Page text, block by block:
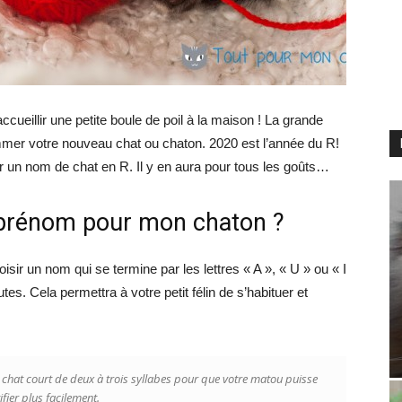
une petite boule de poil à la maison ! La grande
votre nouveau chat ou chaton. 2020 est l’année du R!
nom de chat en R. Il y en aura pour tous les goûts…
pour mon chaton ?
un nom qui se termine par les lettres « A », « U » ou « I
Cela permettra à votre petit félin de s’habituer et
court de deux à trois syllabes pour que votre matou puisse
plus facilement.